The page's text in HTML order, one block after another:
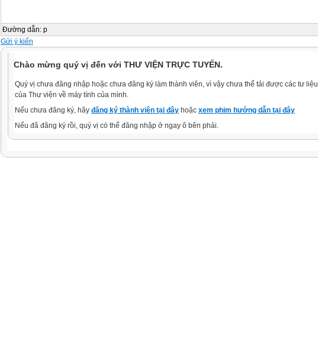
Đường dẫn: p
Gửi ý kiến
Chào mừng quý vị đến với THƯ VIỆN TRỰC TUYẾN.
Quý vị chưa đăng nhập hoặc chưa đăng ký làm thành viên, vì vậy chưa thể tải được các tư liệu
của Thư viện về máy tính của mình.
Nếu chưa đăng ký, hãy đăng ký thành viên tại đây hoặc xem phim hướng dẫn tại đây
Nếu đã đăng ký rồi, quý vị có thể đăng nhập ở ngay ô bên phải.